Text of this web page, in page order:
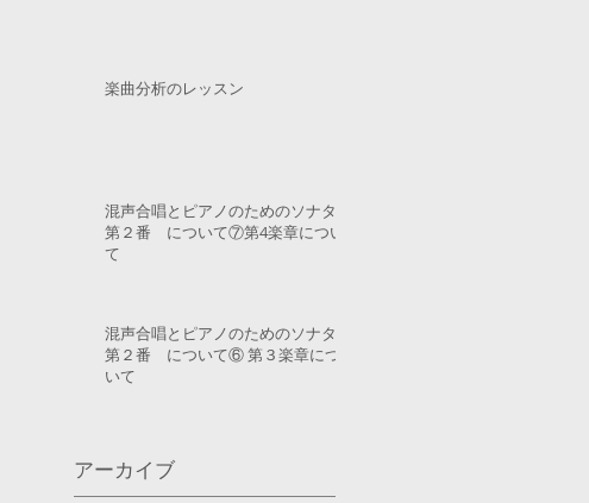
楽曲分析のレッスン
混声合唱とピアノのためのソナタ
第２番 について⑦第4楽章につい
て
混声合唱とピアノのためのソナタ
第２番 について⑥ 第３楽章につ
いて
アーカイブ